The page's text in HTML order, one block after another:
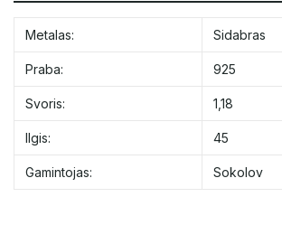
was:
13,00 €.
is:
10,40 €.
Metalas: Sidabras
Praba: 925
Svoris: 1,18
Ilgis: 45
Gamintojas: Sokolov